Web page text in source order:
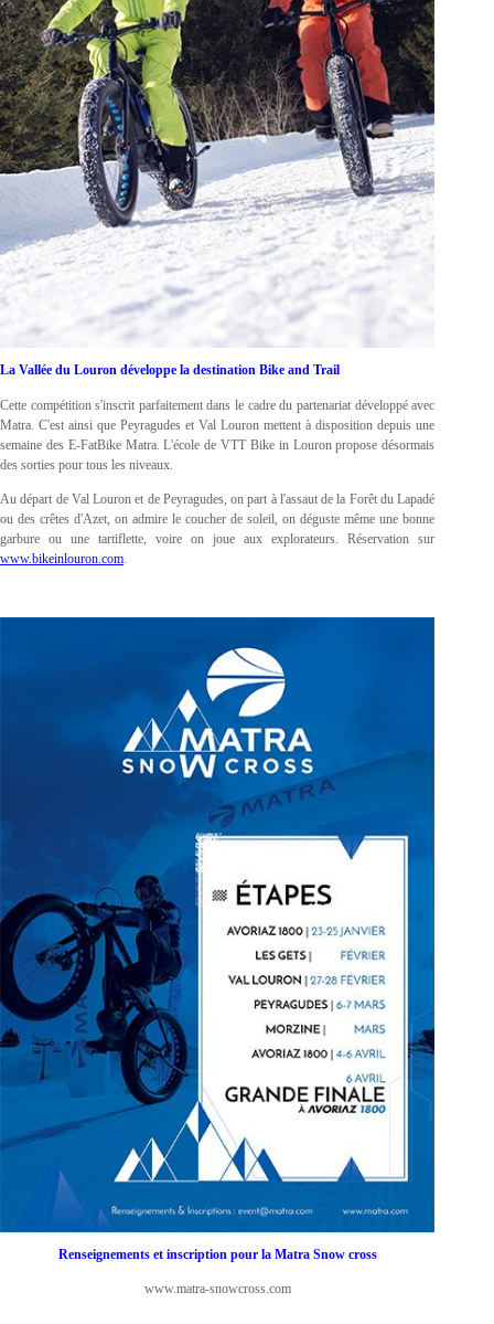
La Vallée du Louron développe la destination Bike and Trail
Cette compétition s'inscrit parfaitement dans le cadre du partenariat développé avec
Matra. C'est ainsi que Peyragudes et Val Louron mettent à disposition depuis une
semaine des E-FatBike Matra. L'école de VTT Bike in Louron propose désormais
des sorties pour tous les niveaux.
Au départ de Val Louron et de Peyragudes, on part à l'assaut de la Forêt du Lapadé
ou des crêtes d'Azet, on admire le coucher de soleil, on déguste même une bonne
garbure ou une tartiflette, voire on joue aux explorateurs. Réservation sur
www.bikeinlouron.com.
Renseignements et inscription pour la Matra Snow cross
www.matra-snowcross.com